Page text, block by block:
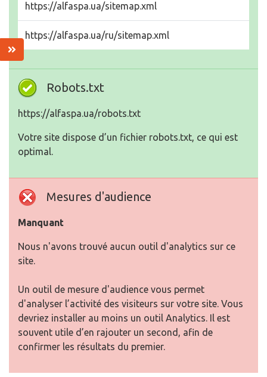
https://alfaspa.ua/sitemap.xml
https://alfaspa.ua/ru/sitemap.xml
Robots.txt
https://alfaspa.ua/robots.txt
Votre site dispose d’un fichier robots.txt, ce qui est
optimal.
Mesures d'audience
Manquant
Nous n'avons trouvé aucun outil d'analytics sur ce
site.
Un outil de mesure d'audience vous permet
d'analyser l’activité des visiteurs sur votre site. Vous
devriez installer au moins un outil Analytics. Il est
souvent utile d’en rajouter un second, afin de
confirmer les résultats du premier.